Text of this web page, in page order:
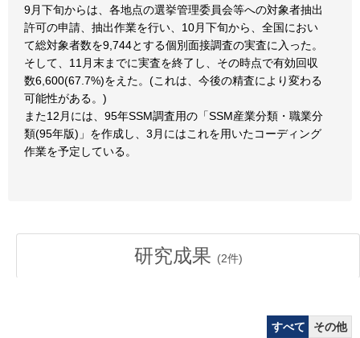
9月下旬からは、各地点の選挙管理委員会等への対象者抽出
許可の申請、抽出作業を行い、10月下旬から、全国におい
て総対象者数を9,744とする個別面接調査の実査に入った。
そして、11月末までに実査を終了し、その時点で有効回収
数6,600(67.7%)をえた。(これは、今後の精査により変わる
可能性がある。)
また12月には、95年SSM調査用の「SSM産業分類・職業分
類(95年版)」を作成し、3月にはこれを用いたコーディング
作業を予定している。
研究成果 (2件)
すべて
その他